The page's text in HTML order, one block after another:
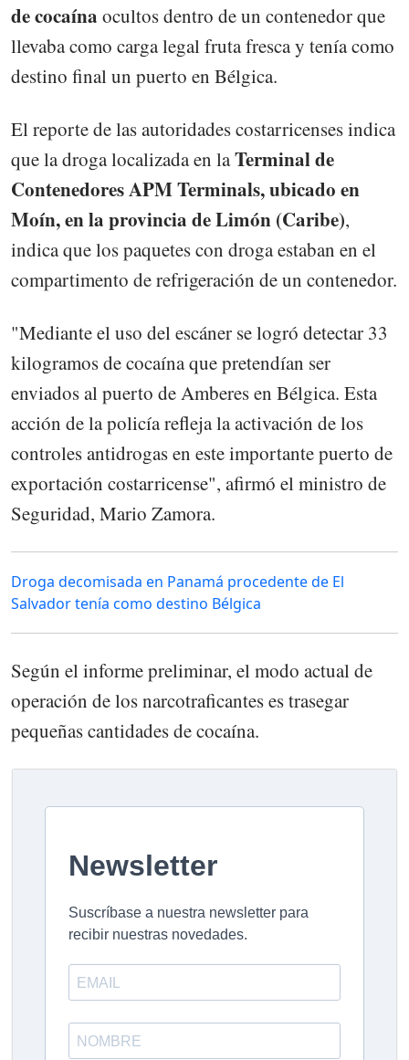
de cocaína ocultos dentro de un contenedor que
llevaba como carga legal fruta fresca y tenía como
destino final un puerto en Bélgica.
El reporte de las autoridades costarricenses indica
que la droga localizada en laTerminal de
Contenedores APM Terminals, ubicado en
Moín, en la provincia de Limón (Caribe),
indica que los paquetes con droga estaban en el
compartimento de refrigeración de un contenedor.
"Mediante el uso del escáner se logró detectar 33
kilogramos de cocaína que pretendían ser
enviados al puerto de Amberes en Bélgica. Esta
acción de la policía refleja la activación de los
controles antidrogas en este importante puerto de
exportación costarricense", afirmó el ministro de
Seguridad, Mario Zamora.
Droga decomisada en Panamá procedente de El
Salvador tenía como destino Bélgica
Según el informe preliminar, el modo actual de
operación de los narcotraficantes es trasegar
pequeñas cantidades de cocaína.